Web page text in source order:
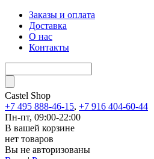
Заказы и оплата
Доставка
О нас
Контакты
Castel Shop
+7 495 888-46-15, +7 916 404-60-44
Пн-пт, 09:00-22:00
В вашей корзине
нет товаров
Вы не авторизованы